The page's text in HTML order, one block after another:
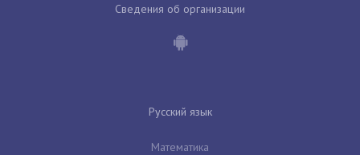
Сведения об организации
Русский язык
Математика